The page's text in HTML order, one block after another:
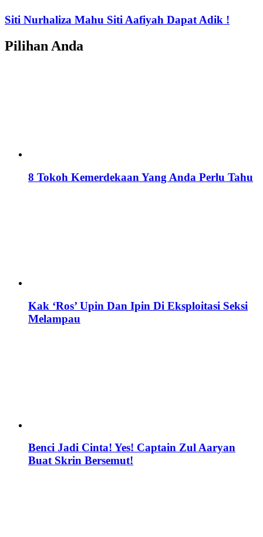
Siti Nurhaliza Mahu Siti Aafiyah Dapat Adik !
Pilihan Anda
8 Tokoh Kemerdekaan Yang Anda Perlu Tahu
Kak ‘Ros’ Upin Dan Ipin Di Eksploitasi Seksi
Melampau
Benci Jadi Cinta! Yes! Captain Zul Aaryan
Buat Skrin Bersemut!